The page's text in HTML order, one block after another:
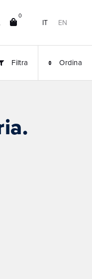
0
IT EN
Filtra Ordina